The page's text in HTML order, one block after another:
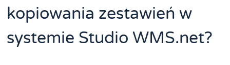
kopiowania zestawień w
systemie Studio WMS.net?